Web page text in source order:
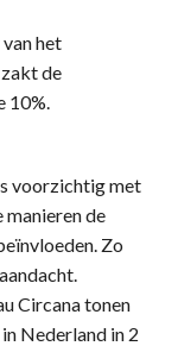
het
de
10%.
voorzichtig met
manieren de
Zo
Circana tonen
Nederland in 2